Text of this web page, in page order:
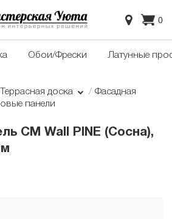
0
Обои/Фрески Латунные
Террасная доска
Фасадная
панели
CM Wall PINE (Сосна),